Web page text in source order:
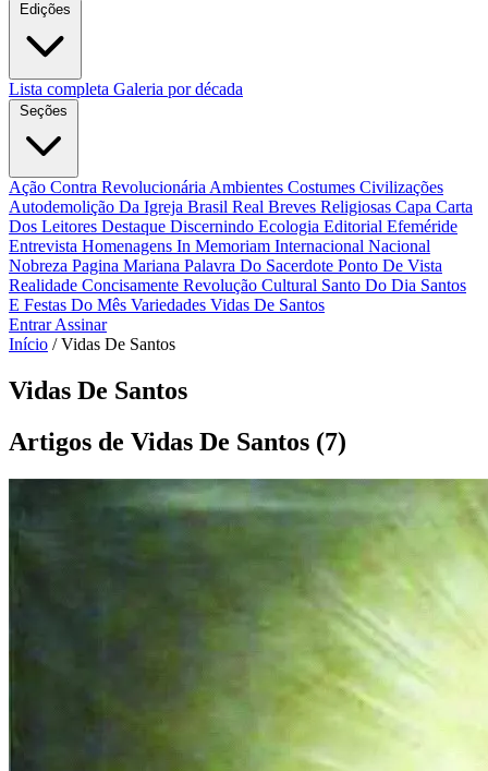
Edições
Lista completa Galeria por década
Seções
Ação Contra Revolucionária Ambientes Costumes Civilizações
Autodemolição Da Igreja Brasil Real Breves Religiosas Capa Carta
Dos Leitores Destaque Discernindo Ecologia Editorial Efeméride
Entrevista Homenagens In Memoriam Internacional Nacional
Nobreza Pagina Mariana Palavra Do Sacerdote Ponto De Vista
Realidade Concisamente Revolução Cultural Santo Do Dia Santos
E Festas Do Mês Variedades Vidas De Santos
EntrarAssinar
Início / Vidas De Santos
Vidas De Santos
Artigos de Vidas De Santos (7)